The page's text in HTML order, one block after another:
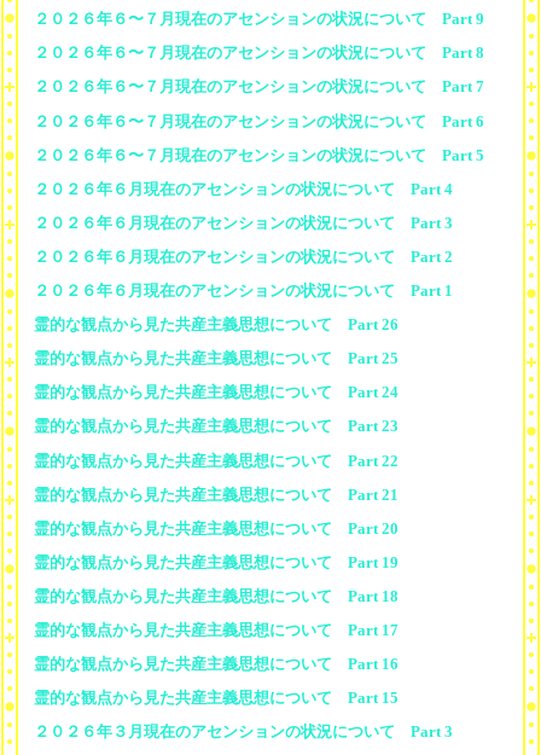
２０２６年６〜７月現在のアセンションの状況について Part 9
２０２６年６〜７月現在のアセンションの状況について Part 8
２０２６年６〜７月現在のアセンションの状況について Part 7
２０２６年６〜７月現在のアセンションの状況について Part 6
２０２６年６〜７月現在のアセンションの状況について Part 5
２０２６年６月現在のアセンションの状況について Part 4
２０２６年６月現在のアセンションの状況について Part 3
２０２６年６月現在のアセンションの状況について Part 2
２０２６年６月現在のアセンションの状況について Part 1
霊的な観点から見た共産主義思想について Part 26
霊的な観点から見た共産主義思想について Part 25
霊的な観点から見た共産主義思想について Part 24
霊的な観点から見た共産主義思想について Part 23
霊的な観点から見た共産主義思想について Part 22
霊的な観点から見た共産主義思想について Part 21
霊的な観点から見た共産主義思想について Part 20
霊的な観点から見た共産主義思想について Part 19
霊的な観点から見た共産主義思想について Part 18
霊的な観点から見た共産主義思想について Part 17
霊的な観点から見た共産主義思想について Part 16
霊的な観点から見た共産主義思想について Part 15
２０２６年３月現在のアセンションの状況について Part 3